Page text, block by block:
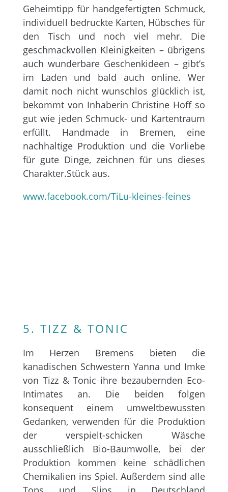
Geheimtipp für handgefertigten Schmuck,
individuell bedruckte Karten, Hübsches für
den Tisch und noch viel mehr. Die
geschmackvollen Kleinigkeiten – übrigens
auch wunderbare Geschenkideen – gibt’s
im Laden und bald auch online. Wer
damit noch nicht wunschlos glücklich ist,
bekommt von Inhaberin Christine Hoff so
gut wie jeden Schmuck- und Kartentraum
erfüllt. Handmade in Bremen, eine
nachhaltige Produktion und die Vorliebe
für gute Dinge, zeichnen für uns dieses
Charakter.Stück aus.
www.facebook.com/TiLu-kleines-feines
5. TIZZ & TONIC
Im Herzen Bremens bieten die
kanadischen Schwestern Yanna und Imke
von Tizz & Tonic ihre bezaubernden Eco-
Intimates an. Die beiden folgen
konsequent einem umweltbewussten
Gedanken, verwenden für die Produktion
der verspielt-schicken Wäsche
ausschließlich Bio-Baumwolle, bei der
Produktion kommen keine schädlichen
Chemikalien ins Spiel. Außerdem sind alle